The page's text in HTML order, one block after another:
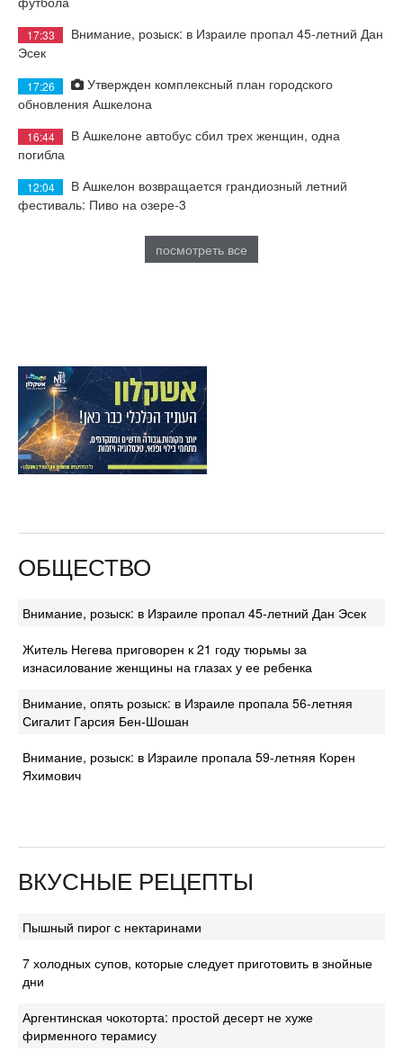
17:33
Внимание, розыск: в Израиле пропал 45-летний Дан
Эсек
17:26
Утвержден комплексный план городского
обновления Ашкелона
16:44
В Ашкелоне автобус сбил трех женщин, одна
погибла
12:04
В Ашкелон возвращается грандиозный летний
фестиваль: Пиво на озере-3
посмотреть все
ОБЩЕСТВО
Внимание, розыск: в Израиле пропал 45-летний Дан Эсек
Житель Негева приговорен к 21 году тюрьмы за
изнасилование женщины на глазах у ее ребенка
Внимание, опять розыск: в Израиле пропала 56-летняя
Сигалит Гарсия Бен-Шошан
Внимание, розыск: в Израиле пропала 59-летняя Корен
Яхимович
ВКУСНЫЕ РЕЦЕПТЫ
Пышный пирог с нектаринами
7 холодных супов, которые следует приготовить в знойные
дни
Аргентинская чокоторта: простой десерт не хуже
фирменного терамису